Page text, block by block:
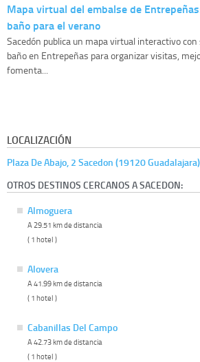
Mapa virtual del embalse de
baño para el verano
Sacedón publica un mapa virtual interactivo
baño en Entrepeñas para organizar visitas,
fomenta...
LOCALIZACIÓN
Plaza De Abajo, 2 Sacedon (19120 Guadalajara)
OTROS DESTINOS CERCANOS A SACEDON:
Almoguera
A 29.51 km de distancia
( 1 hotel )
Alovera
A 41.99 km de distancia
( 1 hotel )
Cabanillas Del Campo
A 42.73 km de distancia
( 1 hotel )